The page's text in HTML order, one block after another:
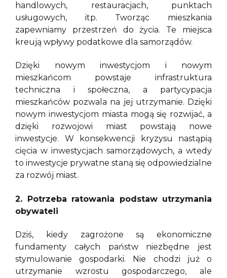
handlowych, restauracjach, punktach
usługowych, itp. Tworząc mieszkania
zapewniamy przestrzeń do życia. Te miejsca
kreują wpływy podatkowe dla samorządów.
Dzięki nowym inwestycjom i nowym
mieszkańcom powstaje infrastruktura
techniczna i społeczna, a partycypacja
mieszkańców pozwala na jej utrzymanie. Dzięki
nowym inwestycjom miasta mogą się rozwijać, a
dzięki rozwojowi miast powstają nowe
inwestycje. W konsekwencji kryzysu nastąpią
cięcia w inwestycjach samorządowych, a wtedy
to inwestycje prywatne staną się odpowiedzialne
za rozwój miast.
2. Potrzeba ratowania podstaw utrzymania
obywateli
Dziś, kiedy zagrożone są ekonomiczne
fundamenty całych państw niezbędne jest
stymulowanie gospodarki. Nie chodzi już o
utrzymanie wzrostu gospodarczego, ale